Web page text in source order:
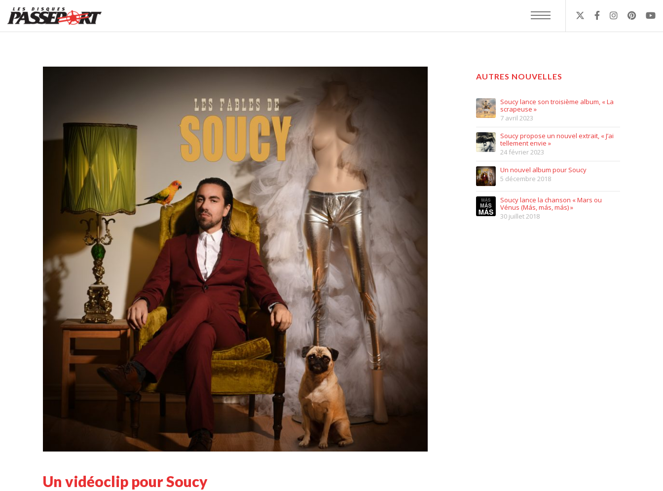
Un vidéoclip pour Soucy
AUTRES NOUVELLES
Soucy lance son troisième album, « La
scrapeuse »
7 avril 2023
Soucy propose un nouvel extrait, « J’ai
tellement envie »
24 février 2023
Un nouvel album pour Soucy
5 décembre 2018
Soucy lance la chanson « Mars ou
Vénus (Más, más, más) »
30 juillet 2018